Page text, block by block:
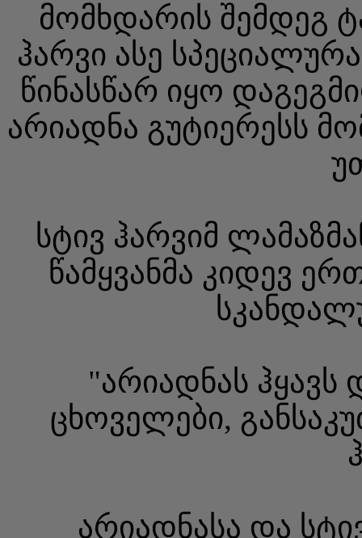
მომხდარის შემდეგ
ჰარვი ასე
წინასწარ იყო
არიადნა გუტიერესს
სტივ ჰარვიმ
წამყვანმა კიდევ
"არიადნას ჰყავს
ცხოველები,
არიადნასა და